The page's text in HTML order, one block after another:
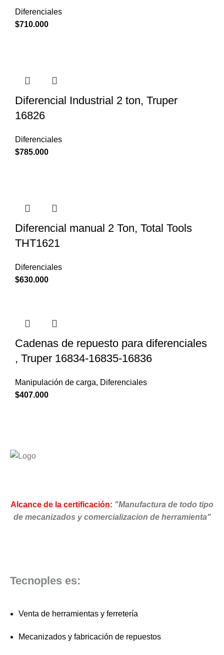
Diferenciales
$710.000
Diferencial Industrial 2 ton, Truper
16826
Diferenciales
$785.000
Diferencial manual 2 Ton, Total Tools
THT1621
Diferenciales
$630.000
Cadenas de repuesto para diferenciales
, Truper 16834-16835-16836
Manipulación de carga, Diferenciales
$407.000
Alcance de la certificación: "Manufactura de todo tipo
de mecanizados y comercializacion de herramienta"
Tecnoples es:
Venta de herramientas y ferretería
Mecanizados y fabricación de repuestos